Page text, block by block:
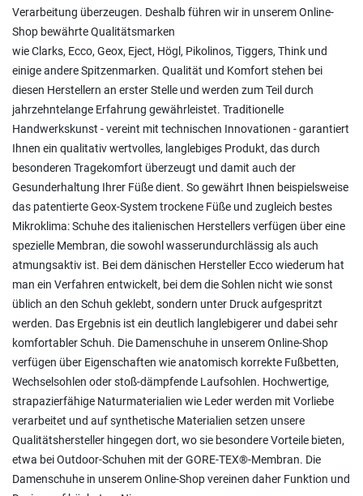
Verarbeitung überzeugen. Deshalb führen wir in unserem Online-
Shop bewährte Qualitätsmarken
wie Clarks, Ecco, Geox, Eject, Högl, Pikolinos, Tiggers, Think und
einige andere Spitzenmarken. Qualität und Komfort stehen bei
diesen Herstellern an erster Stelle und werden zum Teil durch
jahrzehntelange Erfahrung gewährleistet. Traditionelle
Handwerkskunst - vereint mit technischen Innovationen - garantiert
Ihnen ein qualitativ wertvolles, langlebiges Produkt, das durch
besonderen Tragekomfort überzeugt und damit auch der
Gesunderhaltung Ihrer Füße dient. So gewährt Ihnen beispielsweise
das patentierte Geox-System trockene Füße und zugleich bestes
Mikroklima: Schuhe des italienischen Herstellers verfügen über eine
spezielle Membran, die sowohl wasserundurchlässig als auch
atmungsaktiv ist. Bei dem dänischen Hersteller Ecco wiederum hat
man ein Verfahren entwickelt, bei dem die Sohlen nicht wie sonst
üblich an den Schuh geklebt, sondern unter Druck aufgespritzt
werden. Das Ergebnis ist ein deutlich langlebigerer und dabei sehr
komfortabler Schuh. Die Damenschuhe in unserem Online-Shop
verfügen über Eigenschaften wie anatomisch korrekte Fußbetten,
Wechselsohlen oder stoß-dämpfende Laufsohlen. Hochwertige,
strapazierfähige Naturmaterialien wie Leder werden mit Vorliebe
verarbeitet und auf synthetische Materialien setzen unsere
Qualitätshersteller hingegen dort, wo sie besondere Vorteile bieten,
etwa bei Outdoor-Schuhen mit der GORE-TEX®-Membran. Die
Damenschuhe in unserem Online-Shop vereinen daher Funktion und